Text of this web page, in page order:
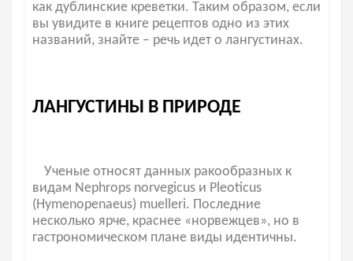
как дублинские креветки. Таким образом, если
вы увидите в книге рецептов одно из этих
названий, знайте – речь идет о лангустинах.
ЛАНГУСТИНЫ В ПРИРОДЕ
Ученые относят данных ракообразных к
видам Nephrops norvegicus и Pleoticus
(Hymenopenaeus) muelleri. Последние
несколько ярче, краснее «норвежцев», но в
гастрономическом плане виды идентичны.